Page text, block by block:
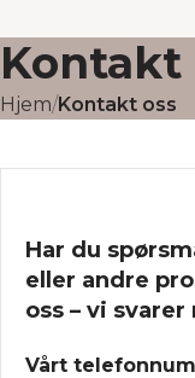
Kontakt
Hjem Kontakt oss
Har du
eller andre
oss – vi
Vårt